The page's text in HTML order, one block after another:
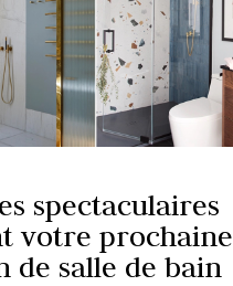
spectaculaires
votre prochaine
de salle de bain